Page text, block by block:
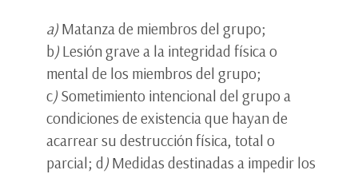
a) Matanza de miembros del grupo;
b) Lesión grave a la integridad física o
mental de los miembros del grupo;
c) Sometimiento intencional del grupo a
condiciones de existencia que hayan de
acarrear su destrucción física, total o
parcial; d) Medidas destinadas a impedir los